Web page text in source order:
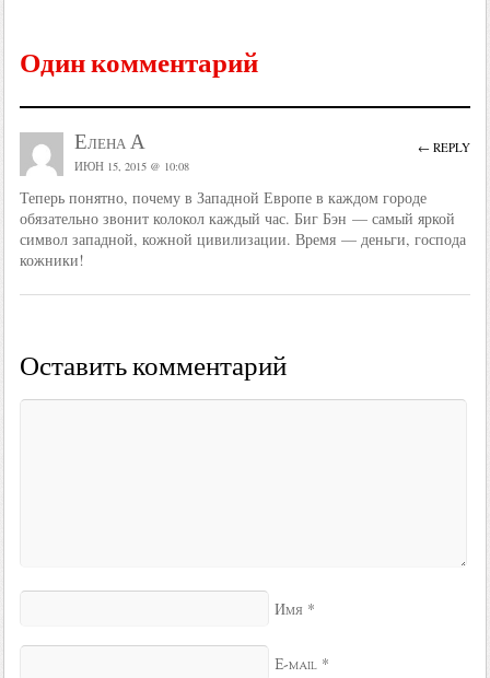
Один комментарий
Елена А
ИЮН 15, 2015 @ 10:08
Теперь понятно, почему в Западной Европе в каждом городе
обязательно звонит колокол каждый час. Биг Бэн — самый яркой
символ западной, кожной цивилизации. Время — деньги, господа
кожники!
← REPLY
Оставить комментарий
Имя *
E-mail *